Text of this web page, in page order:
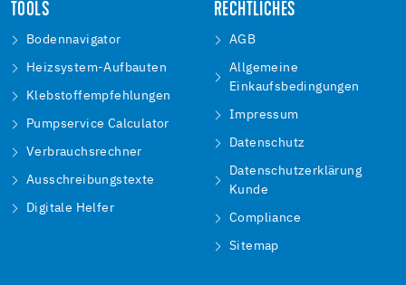
TOOLS
Bodennavigator
Heizsystem-Aufbauten
Klebstoffempfehlungen
Pumpservice Calculator
Verbrauchsrechner
Ausschreibungstexte
Digitale Helfer
RECHTLICHES
AGB
Allgemeine
Einkaufsbedingungen
Impressum
Datenschutz
Datenschutzerklärung
Kunde
Compliance
Sitemap